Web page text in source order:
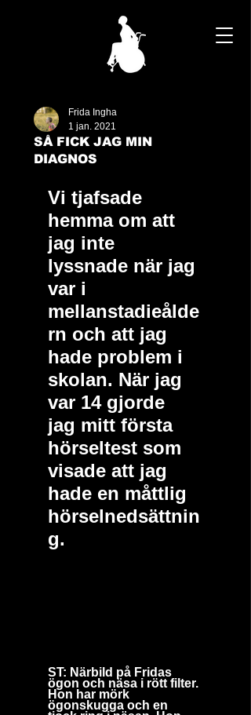
SÅ FICK JAG MIN
DIAGNOS
Frida Ingha
1 jan. 2021
Vi tjafsade
hemma om att
jag inte
lyssnade när jag
var i
mellanstadieålde
rn och att jag
hade problem i
skolan. När jag
var 14 gjorde
jag mitt första
hörseltest som
visade att jag
hade en måttlig
hörselnedsättnin
g.
ST: Närbild på Fridas
ögon och näsa i rött filter.
Hon har mörk
ögonskugga och en